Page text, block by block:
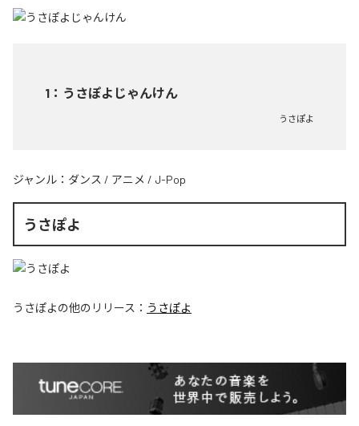
1 ： うさぽよじゃんけん
うさぽよ
ジャンル： ダンス / アニメ / J-Pop
うさぽよ
うさぽよの他のリリース： うさぽよ